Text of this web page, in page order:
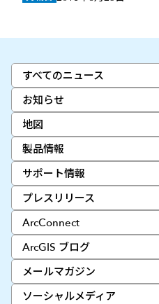
すべてのニュース
お知らせ
地図
製品情報
サポート情報
プレスリリース
ArcConnect
ArcGIS ブログ
メールマガジン
ソーシャルメディア